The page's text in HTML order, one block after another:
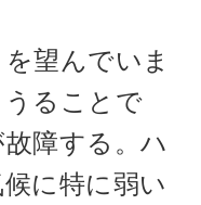
望んでいま
ることで
障する。ハ
に特に弱い